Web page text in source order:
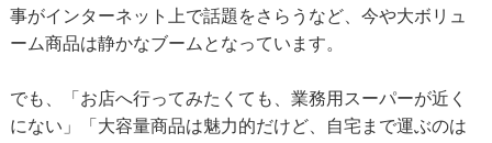
事がインターネット上で話題をさらうなど、今や大ボリュ
ーム商品は静かなブームとなっています。
でも、「お店へ行ってみたくても、業務用スーパーが近く
にない」「大容量商品は魅力的だけど、自宅まで運ぶのは